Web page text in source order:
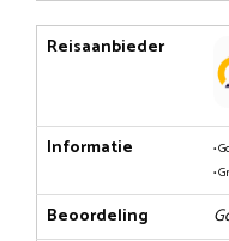
Reisaanbieder
Informatie
•
•
Beoordeling